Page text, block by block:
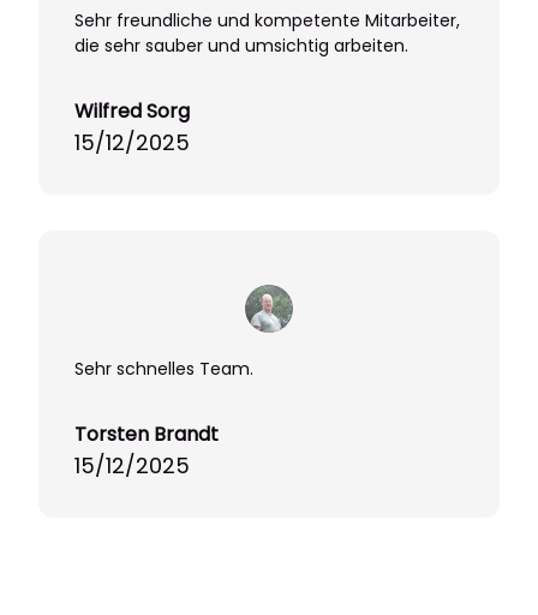
Sehr freundliche und kompetente Mitarbeiter,
die sehr sauber und umsichtig arbeiten.
Wilfred Sorg
15/12/2025
Sehr schnelles Team.
Torsten Brandt
15/12/2025